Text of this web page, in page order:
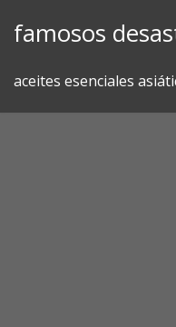
famosos
aceites esenciales